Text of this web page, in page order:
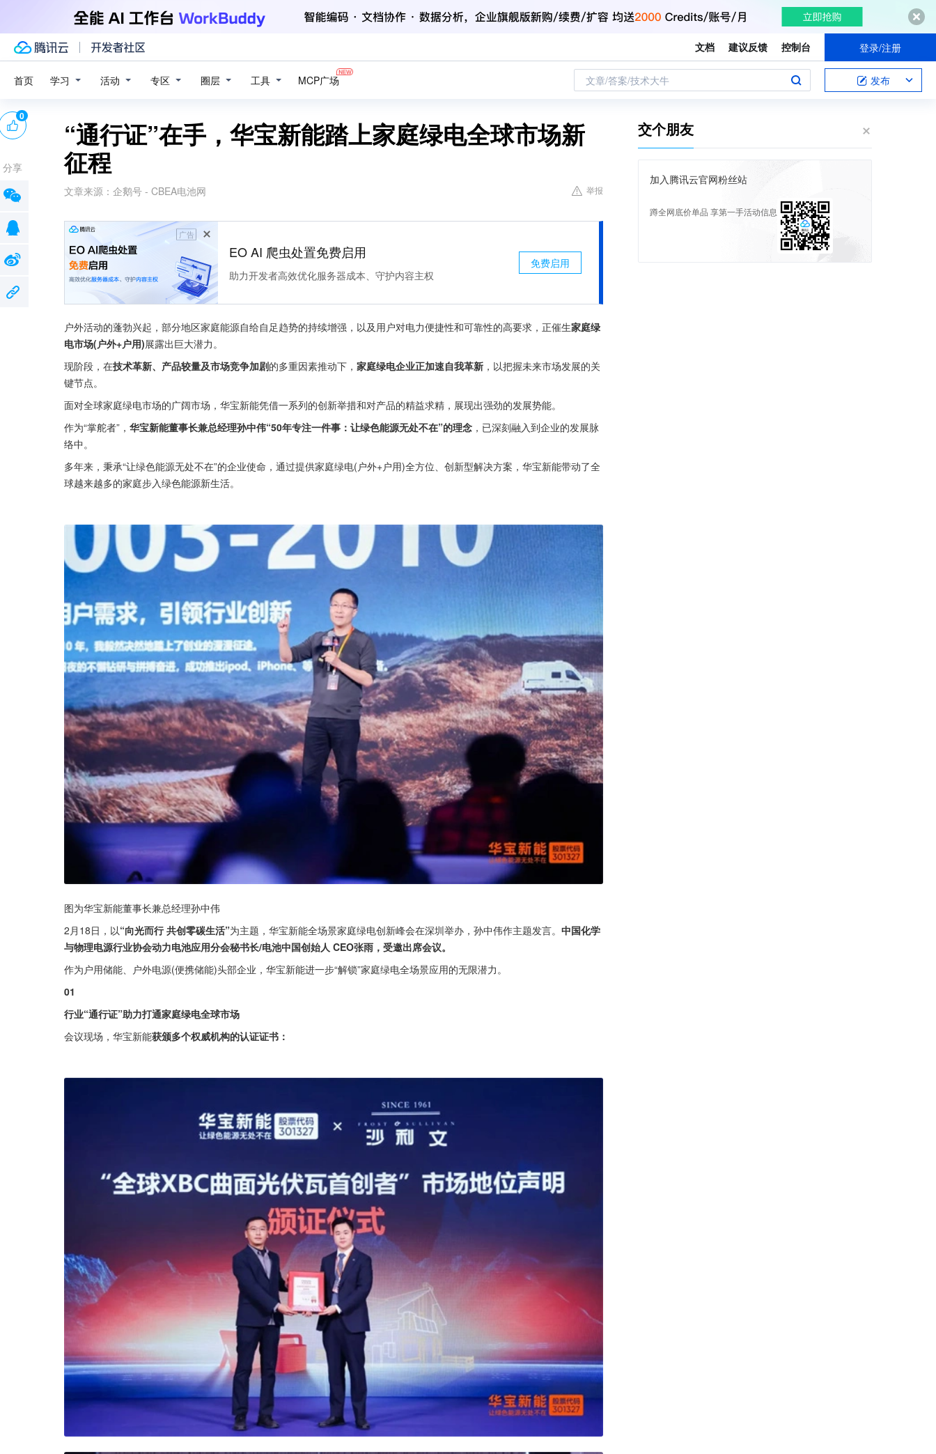
文档 建议反馈 控制台 登录/注册
首页 学习 活动 专区 圈层 工具 MCP广场 文章/答案/技术大牛 发布
“通行证”在手，华宝新能踏上家庭绿电全球市场新
征程
文章来源： 企鹅号 - CBEA电池网 举报
广告
EO AI 爬虫处置免费启用
助力开发者高效优化服务器成本、守护内容主权
免费启用
户外活动的蓬勃兴起，部分地区家庭能源自给自足趋势的持续增强，以及用户对电力便捷性和可靠性的高要求，正催生家庭绿
电市场(户外+户用)展露出巨大潜力。
现阶段，在技术革新、产品较量及市场竞争加剧的多重因素推动下， 家庭绿电企业正加速自我革新 ，以把握未来市场发展的关
键节点。
面对全球家庭绿电市场的广阔市场，华宝新能凭借一系列的创新举措和对产品的精益求精，展现出强劲的发展势能。
作为“掌舵者”， 华宝新能董事长兼总经理孙中伟“50年专注一件事：让绿色能源无处不在”的理念 ，已深刻融入到企业的发展脉
络中。
多年来，秉承“让绿色能源无处不在”的企业使命，通过提供家庭绿电(户外+户用)全方位、创新型解决方案，华宝新能带动了全
球越来越多的家庭步入绿色能源新生活。
图为华宝新能董事长兼总经理孙中伟
2月18日，以“向光而行 共创零碳生活”为主题，华宝新能全场景家庭绿电创新峰会在深圳举办，孙中伟作主题发言。 中国化学
与物理电源行业协会动力电池应用分会秘书长/电池中国创始人 CEO张雨，受邀出席会议。
作为户用储能、户外电源(便携储能)头部企业，华宝新能进一步“解锁”家庭绿电全场景应用的无限潜力。
01
行业“通行证”助力打通家庭绿电全球市场
会议现场，华宝新能获颁多个权威机构的认证证书：
0
分享
交个朋友
加入腾讯云官网粉丝站
蹲全网底价单品 享第一手活动信息